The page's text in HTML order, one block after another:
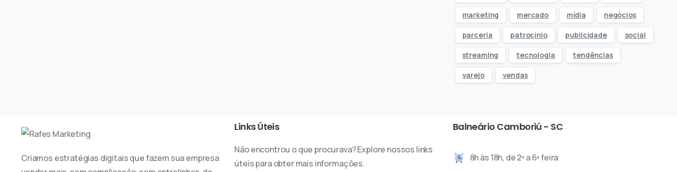
marketing mercado mídia negócios
parceria patrocínio publicidade social
streaming tecnologia tendências
varejo vendas
Criamos estratégias digitais que fazem sua empresa
Links Úteis
Não encontrou o que procurava? Explore nossos links
úteis para obter mais informações.
Balneário Camboriú - SC
8h às 18h, de 2ª a 6ª feira